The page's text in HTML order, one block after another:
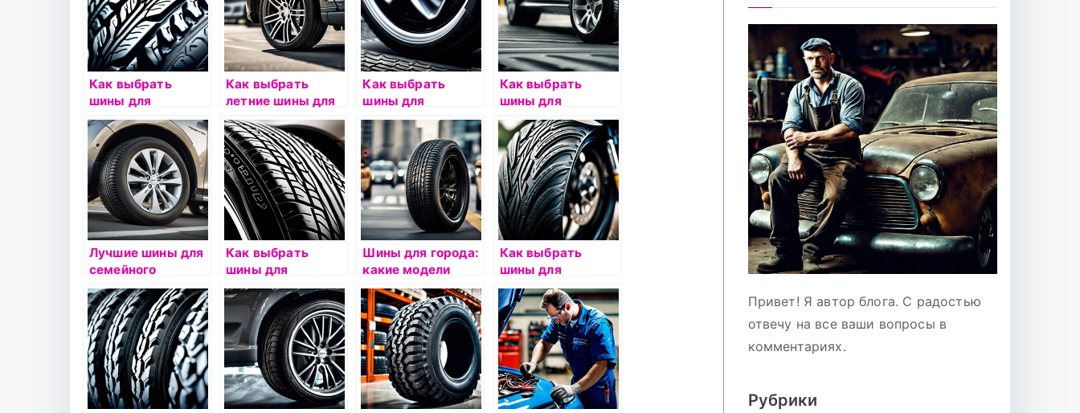
Как выбрать
шины для
автомобиля с
АКПП:
рекомендации
Как выбрать
летние шины для
автомобиля?
Как выбрать
шины для
автомобиля с
АКПП:
рекомендации
Как выбрать
шины для
автомобиля с
пневмоподвеской:
советы
Лучшие шины для
семейного
автомобиля: какие
выбрать?
Как выбрать
шины для
экономичной
езды:
рекомендации
Шины для города:
какие модели
выбрать?
Как выбрать
шины для
мотоцикла:
рекомендации
Привет! Я автор блога. С радостью
отвечу на все ваши вопросы в
комментариях.
Рубрики